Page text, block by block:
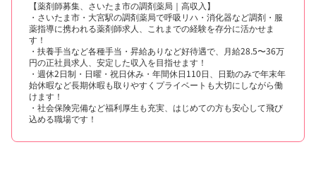
【薬剤師募集、さいたま市の調剤薬局｜高収入】
・さいたま市・大宮駅の調剤薬局で呼吸リハ・消化器など調剤・服
薬指導に携われる薬剤師求人、これまでの経験を存分に活かせま
す！
・扶養手当など各種手当・昇給ありなど好待遇で、月給28.5〜36万
円の正社員求人、安定した収入を目指せます！
・週休2日制・日曜・祝日休み・年間休日110日、日勤のみで年末年
始休暇など長期休暇も取りやすくプライベートも大切にしながら働
けます！
・社会保険完備など福利厚生も充実、はじめての方も安心して飛び
込める職場です！